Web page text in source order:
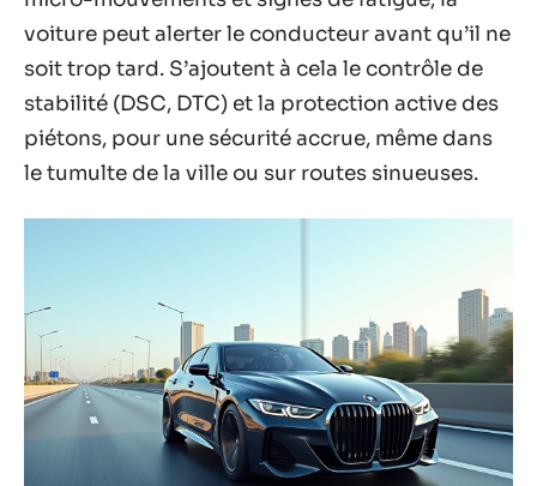
voiture peut alerter le conducteur avant qu’il ne
soit trop tard. S’ajoutent à cela le contrôle de
stabilité (DSC, DTC) et la protection active des
piétons, pour une sécurité accrue, même dans
le tumulte de la ville ou sur routes sinueuses.